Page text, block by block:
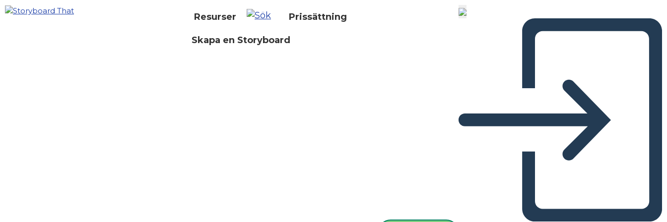
Resurser Prissättning
Skapa en Storyboard